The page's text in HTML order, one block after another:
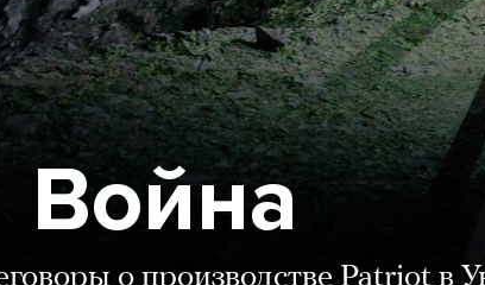
Война